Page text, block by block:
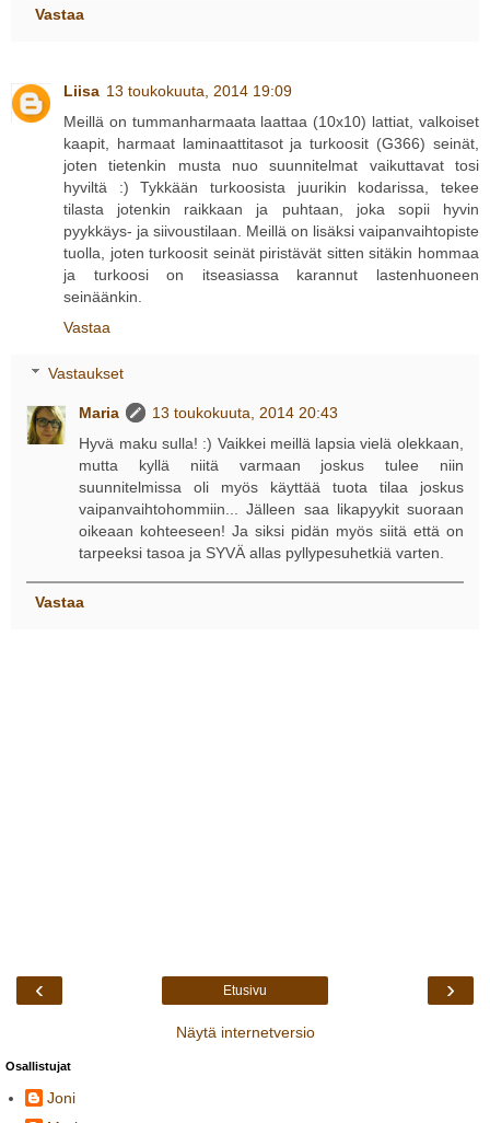
Vastaa
Liisa 13 toukokuuta, 2014 19:09
Meillä on tummanharmaata laattaa (10x10) lattiat, valkoiset
kaapit, harmaat laminaattitasot ja turkoosit (G366) seinät,
joten tietenkin musta nuo suunnitelmat vaikuttavat tosi
hyviltä :) Tykkään turkoosista juurikin kodarissa, tekee
tilasta jotenkin raikkaan ja puhtaan, joka sopii hyvin
pyykkäys- ja siivoustilaan. Meillä on lisäksi vaipanvaihtopiste
tuolla, joten turkoosit seinät piristävät sitten sitäkin hommaa
ja turkoosi on itseasiassa karannut lastenhuoneen
seinäänkin.
Vastaa
Vastaukset
Maria
13 toukokuuta, 2014 20:43
Hyvä maku sulla! :) Vaikkei meillä lapsia vielä olekkaan,
mutta kyllä niitä varmaan joskus tulee niin
suunnitelmissa oli myös käyttää tuota tilaa joskus
vaipanvaihtohommiin... Jälleen saa likapyykit suoraan
oikeaan kohteeseen! Ja siksi pidän myös siitä että on
tarpeeksi tasoa ja SYVÄ allas pyllypesuhetkiä varten.
Vastaa
‹ ›
Etusivu
Näytä internetversio
Osallistujat
Joni